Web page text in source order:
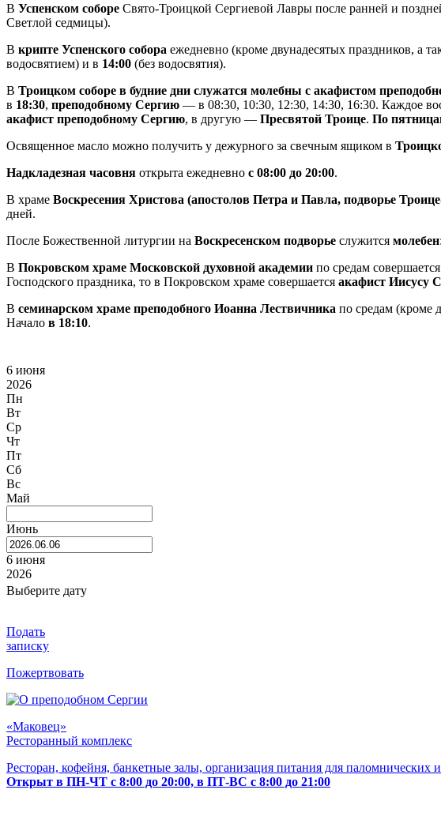
В Успенском соборе Свято-Троицкой Сергиевой Лавры после ранней и
Светлой седмицы).
В крипте Успенского собора ежедневно (кроме двунадесятых праздников, а
водосвятием) и в 14:00 (без водосвятия).
В Троицком соборе в будние дни служатся молебны с акафистом
в 18:30, преподобному Сергию — в 08:30, 10:30, 12:30, 14:30, 16:30. Каждое
акафист преподобному Сергию, в другую — Пресвятой Троице. По
Освященное масло можно получить у дежурного за свечным ящиком в
Надкладезная часовня открыта ежедневно с 08:00 до 20:00.
В храме Воскресения Христова (апостолов Петра и Павла, подворье
дней.
После Божественной литургии на Воскресенском подворье служится молебен
В Покровском храме Московской духовной академии по средам совершается
Господского праздника, то в Покровском храме совершается акафист Иисусу
В семинарском храме преподобного Иоанна Лествичника по средам (кроме
Начало в 18:10.
6 июня
2026
Пн
Вт
Ср
Чт
Пт
Сб
Вс
Май
Июнь
6 июня
2026
Выберите дату
Подать
записку
Пожертвовать
«Маковец»
Ресторанный комплекс
Ресторан, кофейня, банкетные залы, организация питания для паломнических
Открыт в ПН-ЧТ с 8:00 до 20:00, в ПТ-ВС с 8:00 до 21:00